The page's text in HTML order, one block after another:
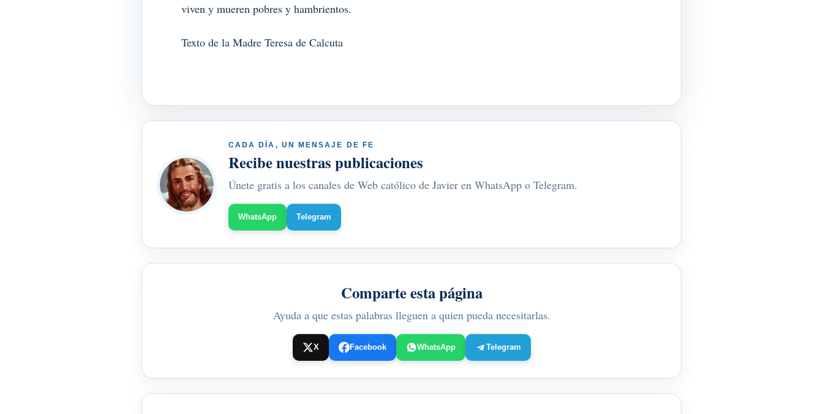
viven y mueren pobres y hambrientos.
Texto de la Madre Teresa de Calcuta
CADA DÍA, UN MENSAJE DE FE
Recibe nuestras publicaciones
Únete gratis a los canales de Web católico de Javier en WhatsApp o Telegram.
WhatsApp Telegram
Comparte esta página
Ayuda a que estas palabras lleguen a quien pueda necesitarlas.
X Facebook WhatsApp Telegram